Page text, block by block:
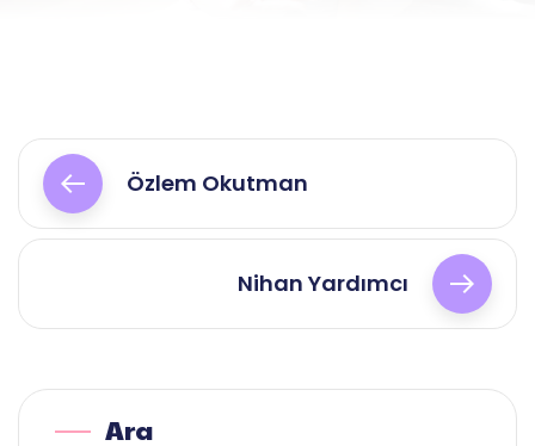
Yazı
gezinmesiÖzlem Okutman
Nihan Yardımcı
Ara